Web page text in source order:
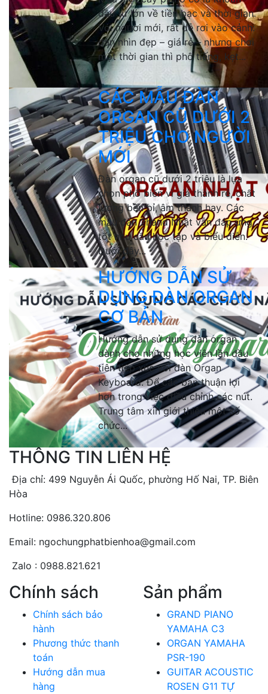
đầu tư lớn về tiền bạc và thời gian.
Với người mới, rất dễ rơi vào cảnh:
đàn nhìn đẹp – giá rẻ – nhưng chơi
một thời gian thì phô tiếng, kẹt...
CÁC MẪU ĐÀN
ORGAN CŨ DƯỚI 2
TRIỆU CHO NGƯỜI
MỚI
Đàn organ cũ dưới 2 triệu là lựa
chọn phổ biến vì giá thành rẻ, chất
lượng bền bỉ, âm thanh hay. Các
mẫu đàn 2hand Nhật vẫn đáp ứng
tốt nhu cầu học tập và biểu diễn.
Dưới đây...
HƯỚNG DẪN SỬ
DỤNG ĐÀN ORGAN
CƠ BẢN
Hướng dẫn sử dụng đàn organ
dành cho những học viên lần đầu
tiên tiếp xúc với đàn Organ
Keyboard. Để các bạn thuận lợi
hơn trong việc điều chỉnh các nút.
Trung tâm xin giới thiệu một số
chức...
THÔNG TIN LIÊN HỆ
Địa chỉ: 499 Nguyễn Ái Quốc, phường Hố Nai, TP. Biên
Hòa
Hotline: 0986.320.806
Email: ngochungphatbienhoa@gmail.com
Zalo : 0988.821.621
Chính sách
Chính sách bảo
hành
Phương thức thanh
toán
Hướng dẫn mua
hàng
Sản phẩm
GRAND PIANO
YAMAHA C3
ORGAN YAMAHA
PSR-190
GUITAR ACOUSTIC
ROSEN G11 TỰ